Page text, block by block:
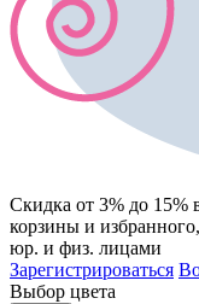
Скидка от 3% до 15%
корзины и избранного
юр. и физ. лицами
Зарегистрироваться
Выбор цвета